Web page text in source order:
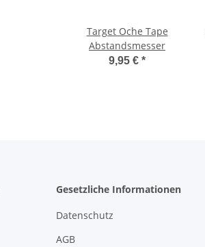
Target Oche Tape
Abstandsmesser
9,95 € *
Gesetzliche Informationen
Datenschutz
AGB